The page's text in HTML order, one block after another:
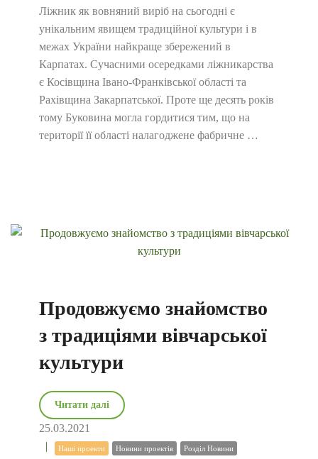
Ліжник як вовняний виріб на сьогодні є
унікальним явищем традиційної культури і в
межах України найкраще збережений в
Карпатах. Сучасними осередками ліжникарства
є Косівщина Івано-Франківської області та
Рахівщина Закарпатської. Проте ще десять років
тому Буковина могла гордитися тим, що на
території її області налагоджене фабричне …
Продовжуємо знайомство
з традиціями вівчарської
культури
Читати далі
25.03.2021
Наші проекти Новини проектів Розділ Новини